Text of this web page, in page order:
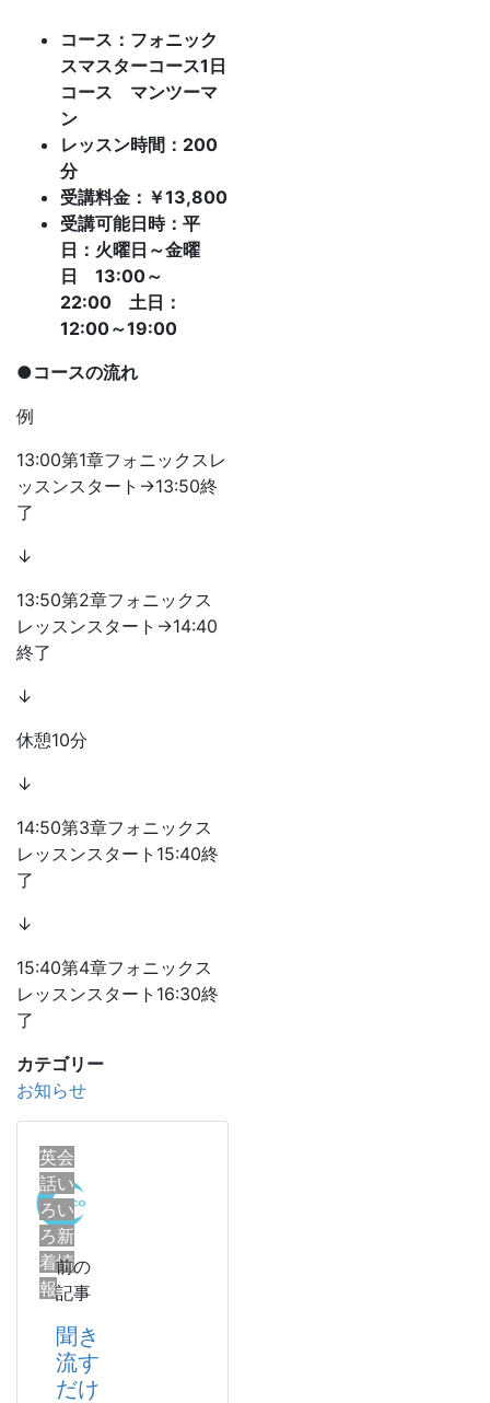
コース：フォニック
スマスターコース1 日
コース マンツーマ
ン
レッスン時間： 200
分
受講料金：￥13,800
受講可能日時：平
日：火曜日～金曜
日 13:00～
22:00 土日：
12:00～19:00
●コースの流れ
例
13:00第1章フォニックスレ
ッスンスタート→13:50終
了
↓
13:50第2章フォニックス
レッスンスタート→14:40
終了
↓
休憩10分
↓
14:50第3章フォニックス
レッスンスタート15:40終
了
↓
15:40第4章フォニックス
レッスンスタート16:30終
了
カテゴリー
お知らせ
英会
話い
ろい
ろ新
着情
報
前の
記事
聞き
流す
だけ